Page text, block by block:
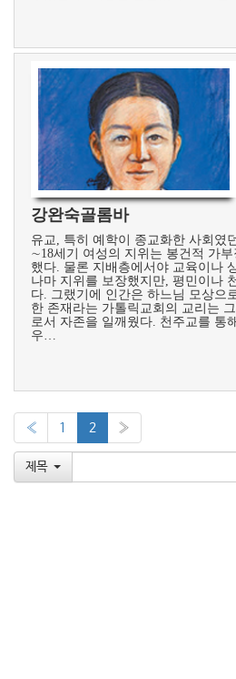
강완숙골롬바
유교, 특히 예학이 종교화한 사회였
∼18세기 여성의 지위는 봉건적 가
했다. 물론 지배층에서야 교육이나
나마 지위를 보장했지만, 평민이나
다. 그랬기에 인간은 하느님 모상으
한 존재라는 가톨릭교회의 교리는
로서 자존을 일깨웠다. 천주교를 통
우…
« 1 2 »
제목